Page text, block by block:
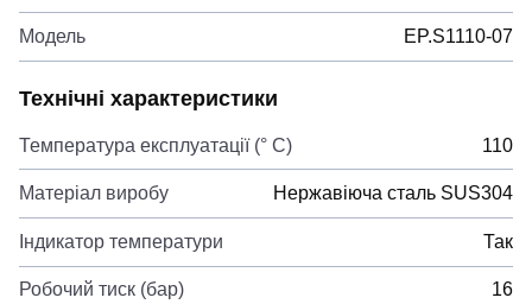
Модель EP.S1110-07
Технічні характеристики
Температура експлуатації (° C) 110
Матеріал виробу Нержавіюча сталь SUS304
Індикатор температури Так
Робочий тиск (бар) 16